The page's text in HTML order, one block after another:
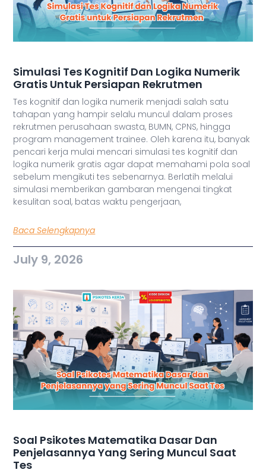
Simulasi Tes Kognitif Dan Logika Numerik
Gratis Untuk Persiapan Rekrutmen
Tes kognitif dan logika numerik menjadi salah satu
tahapan yang hampir selalu muncul dalam proses
rekrutmen perusahaan swasta, BUMN, CPNS, hingga
program management trainee. Oleh karena itu, banyak
pencari kerja mulai mencari simulasi tes kognitif dan
logika numerik gratis agar dapat memahami pola soal
sebelum mengikuti tes sebenarnya. Berlatih melalui
simulasi memberikan gambaran mengenai tingkat
kesulitan soal, batas waktu pengerjaan,
Baca Selengkapnya
July 9, 2026
Soal Psikotes Matematika Dasar Dan
Penjelasannya Yang Sering Muncul Saat
Tes